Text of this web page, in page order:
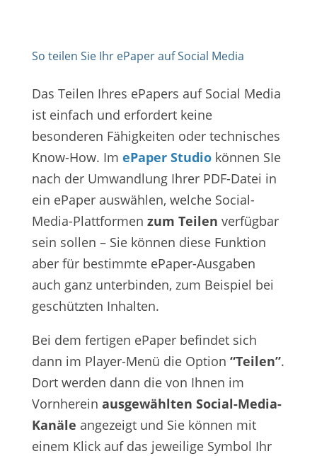
So teilen Sie Ihr ePaper auf Social Media
Das Teilen Ihres ePapers auf Social Media
ist einfach und erfordert keine
besonderen Fähigkeiten oder technisches
Know-How. Im ePaper Studiokönnen SIe
nach der Umwandlung Ihrer PDF-Datei in
ein ePaper auswählen, welche Social-
Media-Plattformen zum Teilen verfügbar
sein sollen – Sie können diese Funktion
aber für bestimmte ePaper-Ausgaben
auch ganz unterbinden, zum Beispiel bei
geschützten Inhalten.
Bei dem fertigen ePaper befindet sich
dann im Player-Menü die Option “Teilen”.
Dort werden dann die von Ihnen im
Vornherein ausgewählten Social-Media-
Kanäle angezeigt und Sie können mit
einem Klick auf das jeweilige Symbol Ihr